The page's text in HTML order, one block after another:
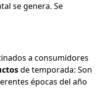
se genera. Se
a consumidores
de temporada: Son
épocas del año